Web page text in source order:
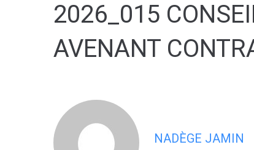
2026_015
AVENANT
NADÈGE JAMIN